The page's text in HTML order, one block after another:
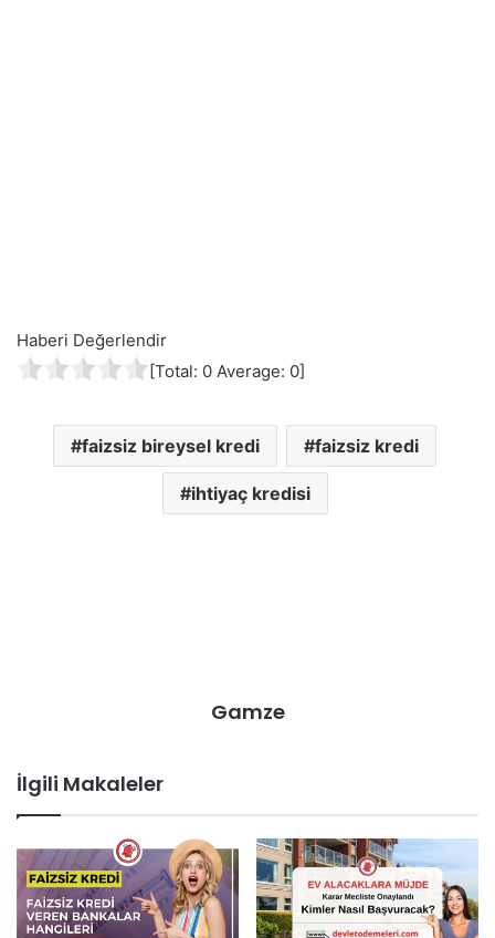
Haberi Değerlendir
[Total: 0 Average: 0]
faizsiz bireysel kredi faizsiz kredi
ihtiyaç kredisi
Gamze
İlgili Makaleler